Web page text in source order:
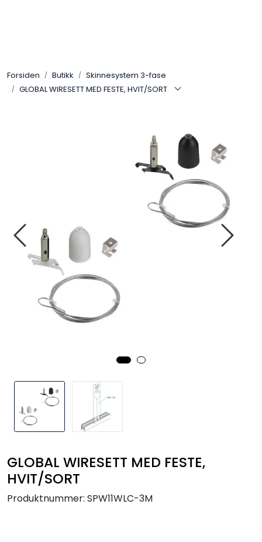
Forsiden Butikk
Skinnesystem 3-fase
GLOBAL WIRESETT MED FESTE, HVIT/SORT
GLOBAL WIRESETT MED FESTE,
HVIT/SORT
Produktnummer: SPW11WLC-3M
Industri
Sport
Lyskilder
Sluttsalg
Referanser